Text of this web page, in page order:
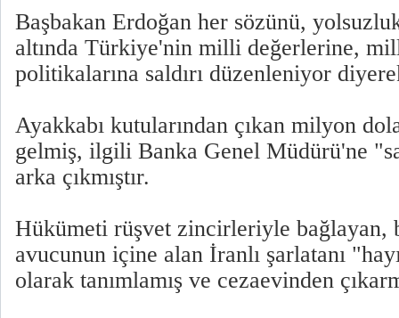
Başbakan Erdoğan her sözünü,
altında Türkiye'nin milli değerlerine,
politikalarına saldırı düzenleniyor
Ayakkabı kutularından çıkan milyon
gelmiş, ilgili Banka Genel Müdürü'ne
arka çıkmıştır.
Hükümeti rüşvet zincirleriyle bağlayan,
avucunun içine alan İranlı şarlatanı
olarak tanımlamış ve cezaevinden